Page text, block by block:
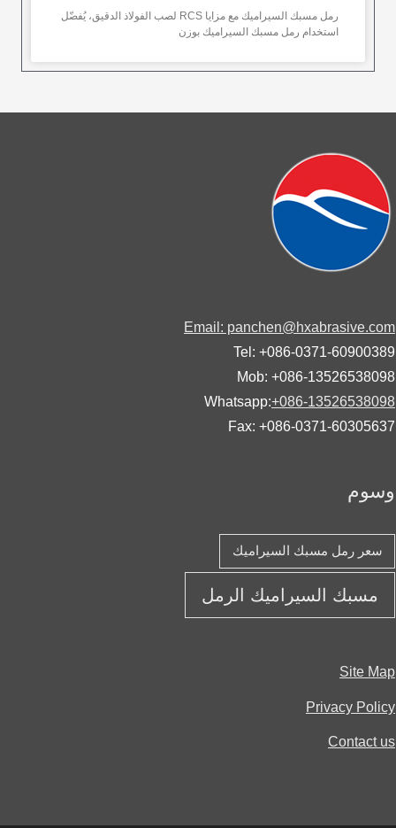
رمل مسبك السيراميك مع مزايا RCS لصب الفولاذ الدقيق، يُفضّل
استخدام رمل مسبك السيراميك بوزن
Email:
Tel: +086-0371-
Mob: +086-
Whatsapp:+086-
Fax: +086-0371-
رمل مسبك السيراميك
مسبك السيراميك الرمل
Site
Privacy
Contact